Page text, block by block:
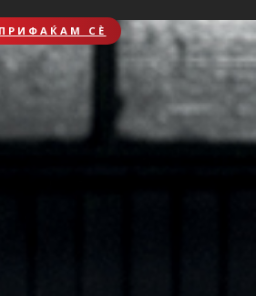
ПРИФАЌАМ СЀ